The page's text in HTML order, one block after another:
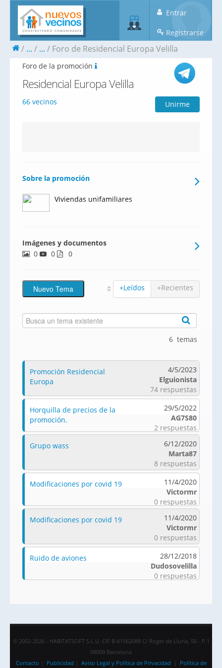
Entrar
Registrarse
... ... Foro de Residencial Europa Velilla
Foro de la promoción
Residencial Europa Velilla
66 vecinos Unirme
Sobre la promoción
Viviendas unifamiliares
Imágenes y documentos
0
0 0
+Leídos +Recientes
6 temas
Promoción Residencial
Europa
4/5/2023
Elguionista
74 respuestas
Horquilla de precios de la
promoción.
29/5/2022
AG7S80
2 respuestas
Grupo wass
6/12/2020
Marta87
8 respuestas
Modificaciones por covid 19
11/4/2020
Victormr
0 respuestas
Modificaciones por covid 19
11/4/2020
Victormr
0 respuestas
Ruido de aviones
28/12/2018
Dudosovelilla
0 respuestas
© 2002-2026 - HABITATSOFT S.L.U. CIF B-61562088 C/ Roger de Lluria, 50 - P.1
08009 Barcelona
Contacto
Publicidad Aviso Legal y Política de Privacidad Política de